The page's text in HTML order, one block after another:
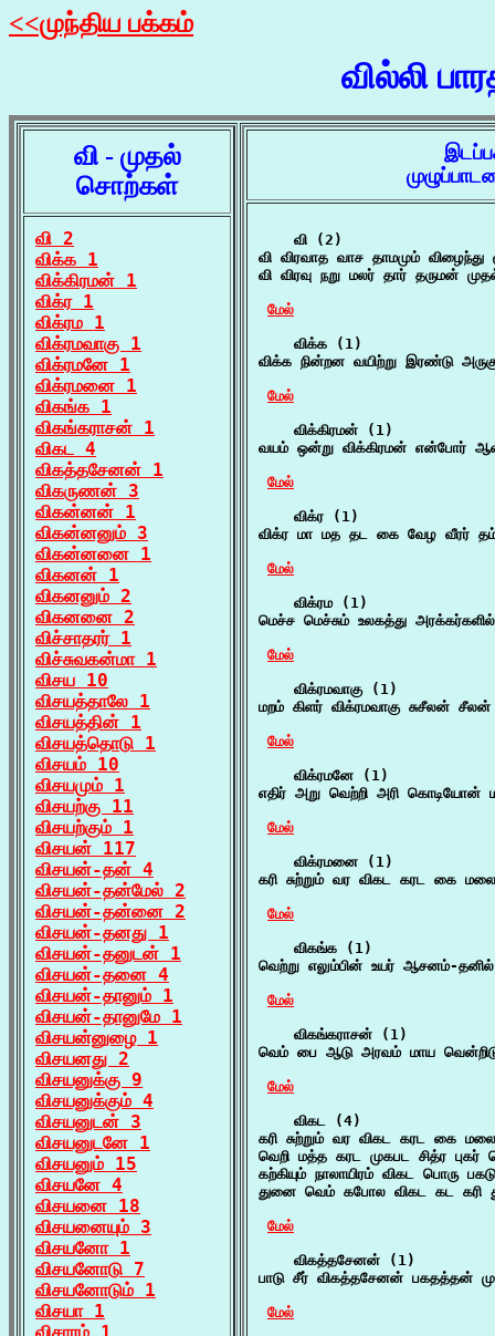
<<முந்திய பக்கம்
வில்லி
வி - முதல்
சொற்கள்
வி 2
விக்க 1
விக்கிரமன் 1
விக்ர 1
விக்ரம 1
விக்ரமவாகு 1
விக்ரமனே 1
விக்ரமனை 1
விகங்க 1
விகங்கராசன் 1
விகட 4
விகத்தசேனன் 1
விகருணன் 3
விகன்னன் 1
விகன்னனும் 3
விகன்னனை 1
விகனன் 1
விகனனும் 2
விகனனை 2
விச்சாதரர் 1
விச்சுவகன்மா 1
விசய 10
விசயத்தாலே 1
விசயத்தின் 1
விசயத்தொடு 1
விசயம் 10
விசயமும் 1
விசயற்கு 11
விசயற்கும் 1
விசயன் 117
விசயன்-தன் 4
விசயன்-தன்மேல் 2
விசயன்-தன்னை 2
விசயன்-தனது 1
விசயன்-தனுடன் 1
விசயன்-தனை 4
விசயன்-தானும் 1
விசயன்-தானுமே 1
விசயன்னுழை 1
விசயனது 2
விசயனுக்கு 9
விசயனுக்கும் 4
விசயனுடன் 3
விசயனுடனே 1
விசயனும் 15
விசயனே 4
விசயனை 18
விசயனையும் 3
விசயனோ 1
விசயனோடு 7
விசயனோடும் 1
விசயா 1
    வி (2)
வி விரவாத வாச தாமமும் விழைந்து
வி விரவு நறு மலர் தார் தருமன்
மேல்
    விக்க (1)
விக்க நின்றன வயிற்று இரண்டு
மேல்
    விக்கிரமன் (1)
வயம் ஒன்று விக்கிரமன் என்போர்
மேல்
    விக்ர (1)
விக்ர மா மத தட கை வேழ வீரர்
மேல்
    விக்ரம (1)
மெச்ச மெச்சும் உலகத்து
மேல்
    விக்ரமவாகு (1)
மறம் கிளர் விக்ரமவாகு சுசீலன்
மேல்
    விக்ரமனே (1)
எதிர் அறு வெற்றி அரி
மேல்
    விக்ரமனை (1)
கரி சுற்றும் வர விகட கரட கை
மேல்
    விகங்க (1)
வெற்று எலும்பின் உயர் ஆசனம்-
மேல்
    விகங்கராசன் (1)
வெம் பை ஆடு அரவம் மாய
மேல்
    விகட (4)
கரி சுற்றும் வர விகட கரட கை
வெறி மத்த கரட முகபட சித்ர
கற்கியும் நாலாயிரம் விகட பொரு
துனை வெம் கபோல விகட கட கரி
மேல்
    விகத்தசேனன் (1)
பாடு சீர் விகத்தசேனன் பகதத்தன்
மேல்